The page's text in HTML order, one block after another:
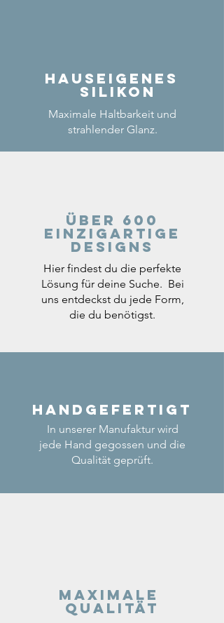
Hauseigenes
Silikon
Maximale Haltbarkeit und
strahlender Glanz.
Über 600
einzigartige
Designs
Hier findest du die perfekte
Lösung für deine Suche. Bei
uns entdeckst du jede Form,
die du benötigst.
Handgefertigt
In unserer Manufaktur wird
jede Hand gegossen und die
Qualität geprüft.
Maximale
Qualität